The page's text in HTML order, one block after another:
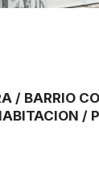
/ BARRIO
/